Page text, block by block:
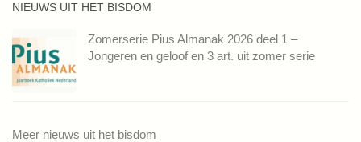
NIEUWS UIT HET BISDOM
Zomerserie Pius Almanak 2026 deel 1 –
Jongeren en geloof en 3 art. uit zomer serie
Meer nieuws uit het bisdom